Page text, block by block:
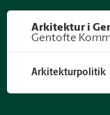
Arkitektur i
Gentofte
Arkitekturpolitik